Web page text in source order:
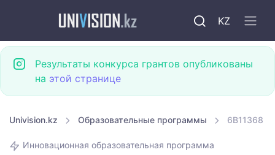
KZ
Результаты конкурса грантов опубликованы
на этой странице
Univision.kz Образовательные программы 6B11368
Инновационная образовательная программа